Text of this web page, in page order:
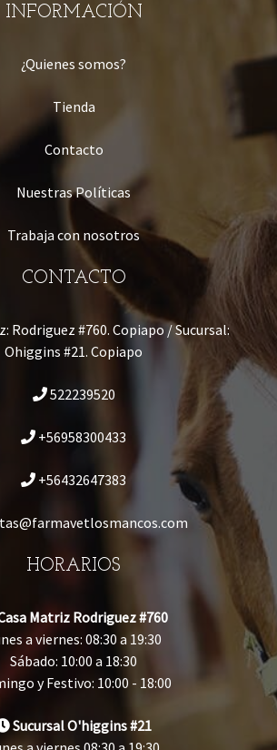
INFORMACIÓN
¿Quienes somos?
Tienda
Contacto
Nuestras Políticas
Trabaja con nosotros
CONTACTO
Rodriguez #760. Copiapo / Sucursal:
Ohiggins #21. Copiapo
522239520
+56958300433
+56432647383
HORARIOS
Matriz Rodriguez #760
a viernes: 08:30 a 19:30
Sábado: 10:00 a 18:30
y Festivo: 10:00 - 18:00
Sucursal O'higgins #21